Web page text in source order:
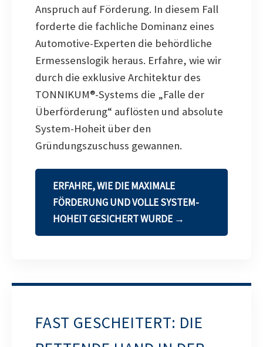
Anspruch auf Förderung. In diesem Fall
forderte die fachliche Dominanz eines
Automotive-Experten die behördliche
Ermessenslogik heraus. Erfahre, wie wir
durch die exklusive Architektur des
TONNIKUM®-Systems die „Falle der
Überförderung“ auflösten und absolute
System-Hoheit über den
Gründungszuschuss gewannen.
ERFAHRE, WIE DIE MAXIMALE
FÖRDERUNG UND VOLLE SYSTEM-
HOHEIT GESICHERT WURDE →
FAST GESCHEITERT: DIE